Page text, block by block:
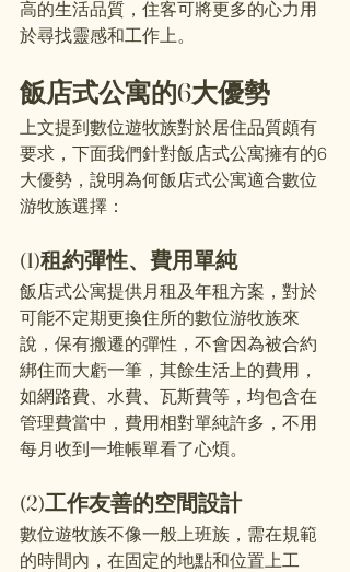
高的生活品質，住客可將更多的心力用
於尋找靈感和工作上。
飯店式公寓的6大優勢
上文提到數位遊牧族對於居住品質頗有
要求，下面我們針對飯店式公寓擁有的6
大優勢，說明為何飯店式公寓適合數位
游牧族選擇：
(1)租約彈性、費用單純
飯店式公寓提供月租及年租方案，對於
可能不定期更換住所的數位游牧族來
說，保有搬遷的彈性，不會因為被合約
綁住而大虧一筆，其餘生活上的費用，
如網路費、水費、瓦斯費等，均包含在
管理費當中，費用相對單純許多，不用
每月收到一堆帳單看了心煩。
(2)工作友善的空間設計
數位遊牧族不像一般上班族，需在規範
的時間內，在固定的地點和位置上工